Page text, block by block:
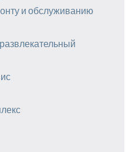
и обслуживанию